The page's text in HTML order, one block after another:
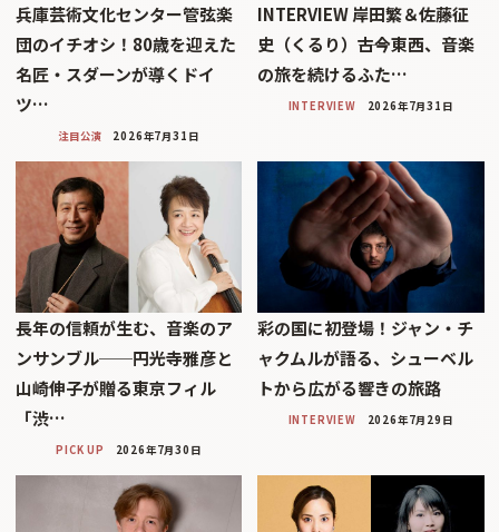
兵庫芸術文化センター管弦楽
団のイチオシ！80歳を迎えた
名匠・スダーンが導くドイ
ツ…
注目公演 2026年7月31日
INTERVIEW 岸田繁＆佐藤征
史（くるり）――古今東西、音楽
の旅を続けるふた…
INTERVIEW 2026年7月31日
長年の信頼が生む、音楽のア
ンサンブル──円光寺雅彦と
山崎伸子が贈る東京フィル
「渋…
PICK UP 2026年7月30日
彩の国に初登場！ジャン・チ
ャクムルが語る、シューベル
トから広がる響きの旅路
INTERVIEW 2026年7月29日